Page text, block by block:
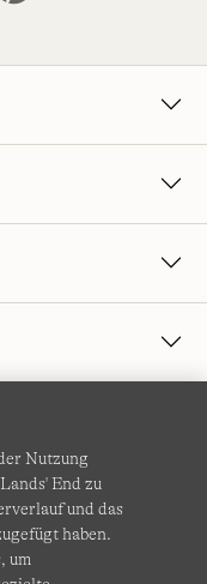
Nutzung
End zu
und das
haben.
um